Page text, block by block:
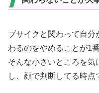
ブサイクと関わって自分
わるのをやめることが1
そんな小さいところを気
し、顔で判断してる時点